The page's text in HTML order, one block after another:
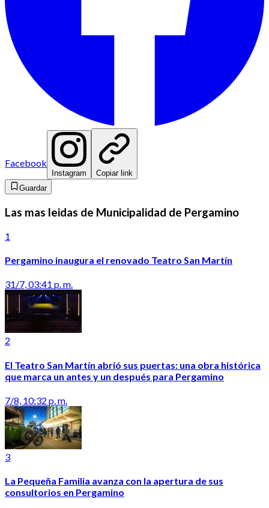
Facebook
Instagram
Copiar link
Guardar
Las mas leidas de Municipalidad de Pergamino
1
Pergamino inaugura el renovado Teatro San Martín
31/7, 03:41 p. m.
2
El Teatro San Martín abrió sus puertas: una obra histórica
que marca un antes y un después para Pergamino
7/8, 10:32 p. m.
3
La Pequeña Familia avanza con la apertura de sus
consultorios en Pergamino